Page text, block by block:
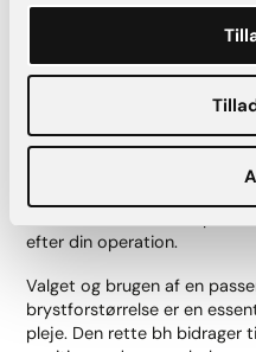
forsinke
postoperative periode.
Husk dine
sikre, at helingen
efter din operation.
Valget og brugen af en
brystforstørrelse er en
pleje. Den rette bh bidrager